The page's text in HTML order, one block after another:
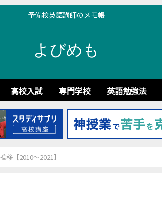
予備校英語講師のメモ帳
よびめも
高校入試 専門学校 英語勉強法
移【2010～2021】